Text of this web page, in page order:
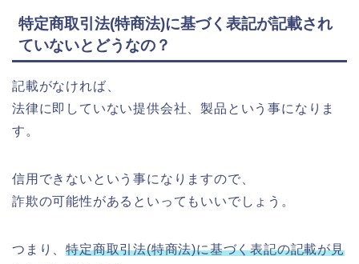
特定商取引法(特商法)に基づく表記が記載され
ていないとどうなの？
記載がなければ、
法律に即していない提供会社、製品という事になりま
す。
信用できないという事になりますので、
詐欺の可能性があるといってもいいでしょう。
つまり、特定商取引法(特商法)に基づく表記の記載が見